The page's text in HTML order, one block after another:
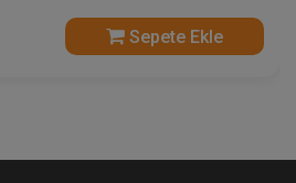
Sepete Ekle